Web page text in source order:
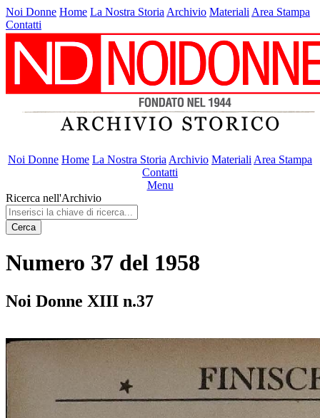
Noi Donne Home La Nostra Storia Archivio Materiali Area Stampa
Contatti
Noi Donne Home La Nostra Storia Archivio Materiali Area Stampa
Contatti
Menu
Ricerca nell'Archivio
Cerca
Numero 37 del 1958
Noi Donne XIII n.37